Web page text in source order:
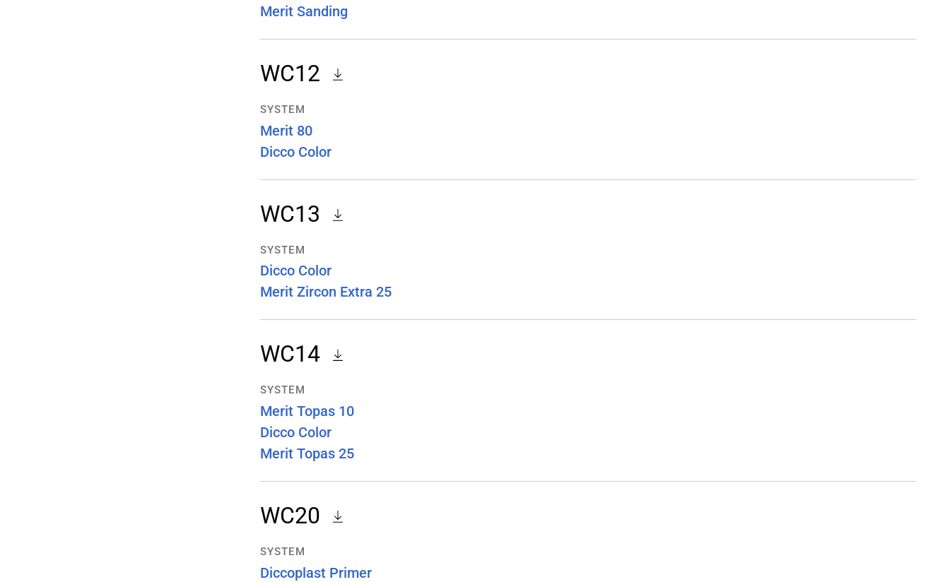
Merit Sanding
WC12
SYSTEM
Merit 80
Dicco Color
WC13
SYSTEM
Dicco Color
Merit Zircon Extra 25
WC14
SYSTEM
Merit Topas 10
Dicco Color
Merit Topas 25
WC20
SYSTEM
Diccoplast Primer